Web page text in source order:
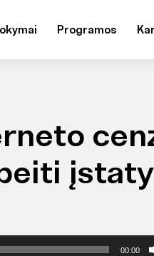
Programos
00:00